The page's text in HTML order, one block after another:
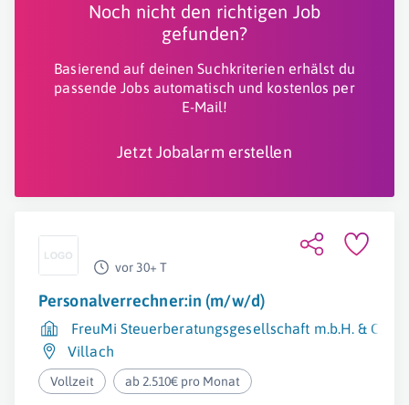
Noch nicht den richtigen Job
gefunden?
Basierend auf deinen Suchkriterien erhälst du
passende Jobs automatisch und kostenlos per
E-Mail!
Jetzt Jobalarm erstellen
vor 30+ T
Personalverrechner:in (m/w/d)
FreuMi Steuerberatungsgesellschaft m.b.H. & Co
Villach
Vollzeit ab 2.510€ pro Monat